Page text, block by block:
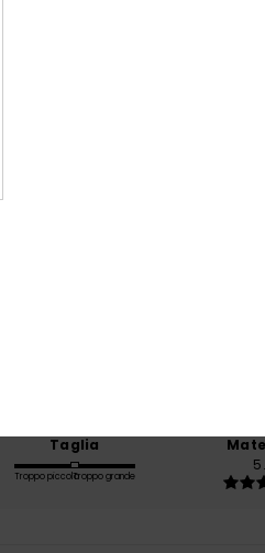
Taglia
Troppo piccoloTroppo grande